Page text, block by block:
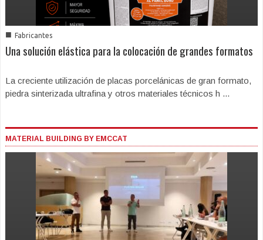
■ Fabricantes
Una solución elástica para la colocación de grandes formatos
La creciente utilización de placas porcelánicas de gran formato,
piedra sinterizada ultrafina y otros materiales técnicos h ...
MATERIAL BUILDING BY EMCCAT